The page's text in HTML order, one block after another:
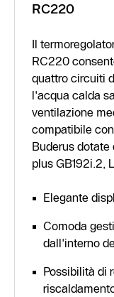
RC220
Il
RC220
quattro circuiti
l'acqua calda
ventilazione
compatibile
Buderus
plus GB192i.2,
Elegante
Comoda
dall'interno
Possibilità di